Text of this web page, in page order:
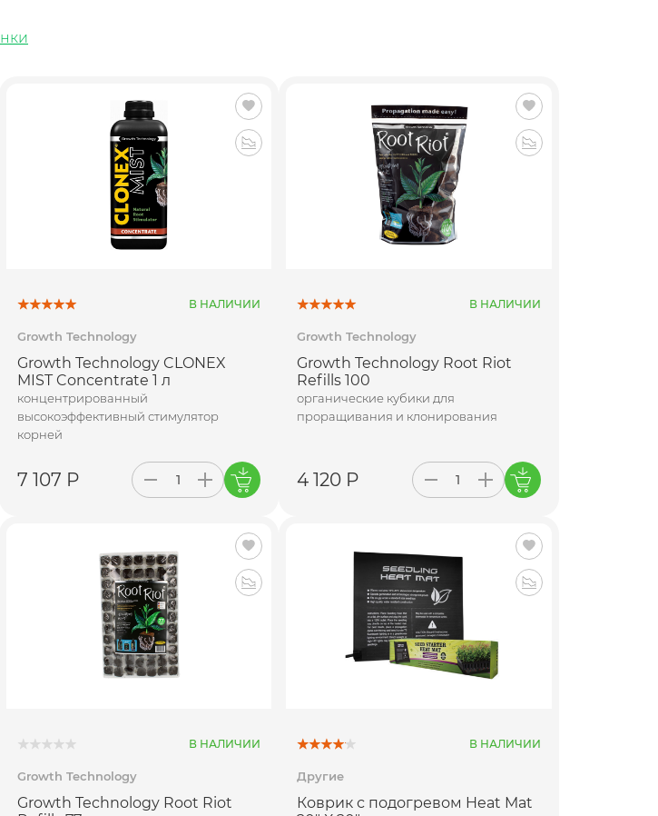
В НАЛИЧИИ
Growth Technology
Growth Technology CLONEX
MIST Concentrate 1 л
концентрированный
высокоэффективный стимулятор
корней
7 107 Р
В НАЛИЧИИ
Growth Technology
Growth Technology Root Riot
Refills 100
органические кубики для
проращивания и клонирования
4 120 Р
В НАЛИЧИИ
Growth Technology
Growth Technology Root Riot
В НАЛИЧИИ
Другие
Коврик с подогревом Heat Mat